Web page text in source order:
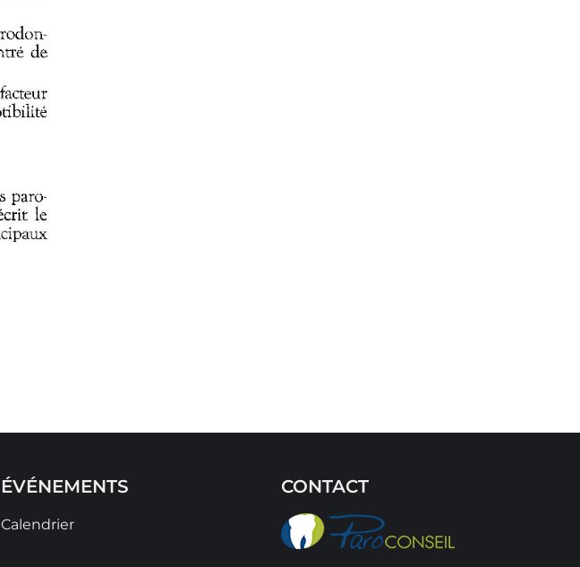
ÉVÉNEMENTS
Calendrier
CONTACT